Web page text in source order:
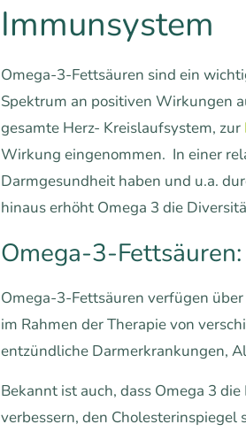
Immunsystem
Omega-3-Fettsäuren sind ein
Spektrum an positiven Wirkungen
gesamte Herz- Kreislaufsystem, zur
Wirkung eingenommen. In einer
Darmgesundheit haben und u.a.
hinaus erhöht Omega 3 die
Omega-3-
Omega-3-Fettsäuren verfügen
im Rahmen der Therapie von
entzündliche Darmerkrankungen,
Bekannt ist auch, dass Omega 3
verbessern, den